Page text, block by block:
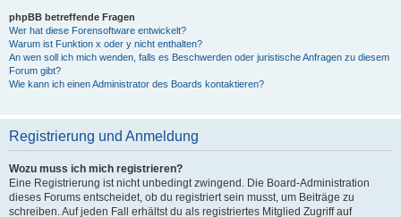
phpBB betreffende Fragen
Wer hat diese Forensoftware entwickelt?
Warum ist Funktion x oder y nicht enthalten?
An wen soll ich mich wenden, falls es Beschwerden oder juristische Anfragen zu diesem
Forum gibt?
Wie kann ich einen Administrator des Boards kontaktieren?
Registrierung und Anmeldung
Wozu muss ich mich registrieren?
Eine Registrierung ist nicht unbedingt zwingend. Die Board-Administration
dieses Forums entscheidet, ob du registriert sein musst, um Beiträge zu
schreiben. Auf jeden Fall erhältst du als registriertes Mitglied Zugriff auf